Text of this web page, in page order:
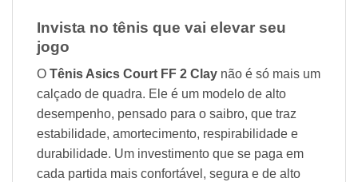
Invista no tênis que vai elevar seu
jogo
O Tênis Asics Court FF 2 Clay não é só mais um
calçado de quadra. Ele é um modelo de alto
desempenho, pensado para o saibro, que traz
estabilidade, amortecimento, respirabilidade e
durabilidade. Um investimento que se paga em
cada partida mais confortável, segura e de alto